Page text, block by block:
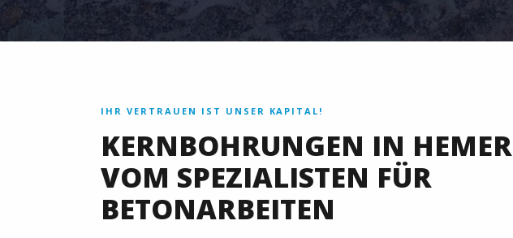
IHR VERTRAUEN IST UNSER KAPITAL!
KERNBOHRUNGEN IN HEMER
VOM SPEZIALISTEN FÜR
BETONARBEITEN